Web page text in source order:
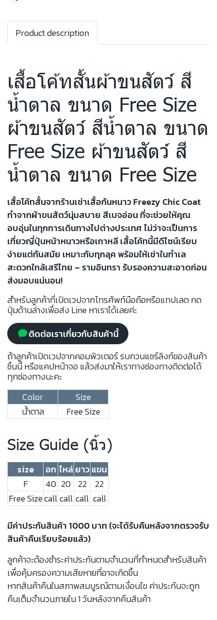
Product description
เสื้อโค้ทสั้นผ้าขนสัตว์ สี
น้ำตาล ขนาด Free Size
ผ้าขนสัตว์ สีน้ำตาล ขนาด
Free Size ผ้าขนสัตว์ สี
น้ำตาล ขนาด Free Size
เสื้อโค้ทสั้นจากร้านเช่าเสื้อกันหนาว Freezy Chic Coat
ทำจากผ้าขนสัตว์นุ่มสบาย สีเบจอ่อน ที่จะช่วยให้คุณ
อบอุ่นในทุกการเดินทางไปต่างประเทศ ไม่ว่าจะเป็นการ
เที่ยวญี่ปุ่นหน้าหนาวหรือเกาหลี เสื้อโค้ทนี้มีดีไซน์เรียบ
ง่ายแต่ทันสมัย เหมาะกับทุกลุค พร้อมให้เช่าในทำเล
สะดวกใกล้เสรีไทย – รามอินทรา รับรองความสะอาดก่อน
ส่งมอบแน่นอน!
สำหรับลูกค้าที่เปิดเวปจากโทรศัพท์มือถือหรือแทปเลต กด
ปุ่มด้านล่างเพื่อส่ง Line หาเราได้เลยค่ะ
ติดต่อเราเกี่ยวกับสินค้านี้
ถ้าลูกค้าเปิดเวปจากคอมพิวเตอร์ รบกวนแชร์ลิงก์ของสินค้า
ชิ้นนี้ หรือแคปหน้าจอ แล้วส่งมาให้เราทางช่องทางติดต่อได้
ทุกช่องทางนะคะ
Color
Size
น้ำตาล
Free Size
Size Guide (นิ้ว)
size อก ไหล่ ยาว แขน
F
40 20 22
22
Free Sizecallcall call call
มีค่าประกันสินค้า 1000 บาท (จะได้รับคืนหลังจากตรวจรับ
สินค้าคืนเรียบร้อยแล้ว)
ลูกค้าจะต้องชำระค่าประกันตามจำนวนที่กำหนดสำหรับสินค้า
เพื่อคุ้มครองความเสียหายที่อาจเกิดขึ้น
หากสินค้าคืนในสภาพสมบูรณ์ตามเงื่อนไข ค่าประกันจะถูก
คืนเต็มจำนวนภายใน 1 วันหลังจากคืนสินค้า